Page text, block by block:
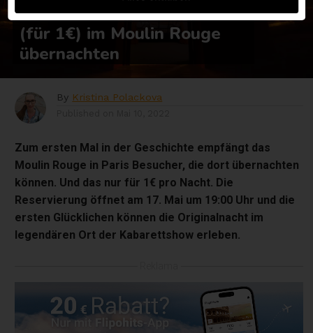
Besucher können erstmals
(für 1€) im Moulin Rouge
übernachten
By Kristina Polackova
Zum ersten Mal in der Geschichte empfängt das
Moulin Rouge in Paris Besucher, die dort übernachten
können. Und das nur für 1€ pro Nacht. Die
Reservierung öffnet am 17. Mai um 19:00 Uhr und die
ersten Glücklichen können die Originalnacht im
legendären Ort der Kabarettshow erleben.